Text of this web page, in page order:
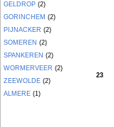
GELDROP (2)
GORINCHEM (2)
PIJNACKER (2)
SOMEREN (2)
SPANKEREN (2)
WORMERVEER (2)
ZEEWOLDE (2)
ALMERE (1)
23